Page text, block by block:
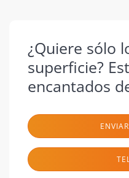
¿Quiere sólo
superficie?
encantados